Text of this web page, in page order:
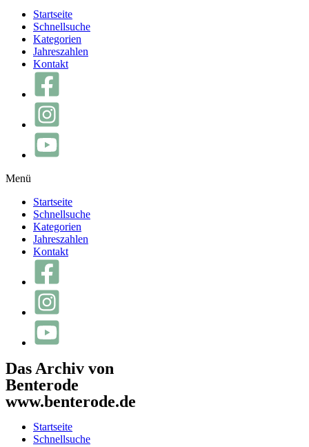
Startseite
Schnellsuche
Kategorien
Jahreszahlen
Kontakt
Menü
Startseite
Schnellsuche
Kategorien
Jahreszahlen
Kontakt
Das Archiv von
Benterode
www.benterode.de
Startseite
Schnellsuche